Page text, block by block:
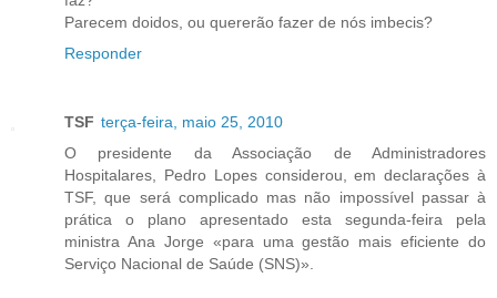
Parecem doidos, ou quererão fazer de nós imbecis?
Responder
TSF terça-feira, maio 25, 2010
O presidente da Associação de Administradores
Hospitalares, Pedro Lopes considerou, em declarações à
TSF, que será complicado mas não impossível passar à
prática o plano apresentado esta segunda-feira pela
ministra Ana Jorge «para uma gestão mais eficiente do
Serviço Nacional de Saúde (SNS)».